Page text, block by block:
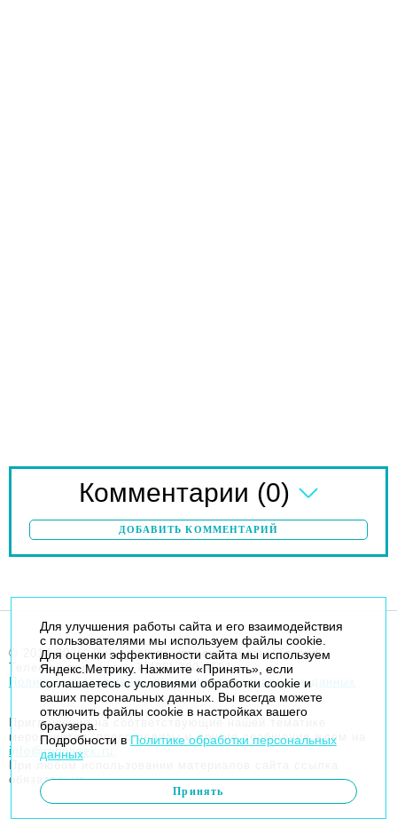
Комментарии (0)
ДОБАВИТЬ КОММЕНТАРИЙ
© 2014-2026. Robogeek.ru - проект группы “Текарт”.
Телефон редакции+7(495) 790-7591
Политика в отношении обработки персональных данных
Приглашения на соответствующие нашей тематике
мероприятия, пресс-релизы и другие сообщения ждем на
info@robogeek.ru
При любом использовании материалов сайта ссылка
обязательна.
Для улучшения работы сайта и его взаимодействия
с пользователями мы используем файлы cookie.
Для оценки эффективности сайта мы используем
Яндекс.Метрику. Нажмите «Принять», если
соглашаетесь с условиями обработки cookie и
ваших персональных данных. Вы всегда можете
отключить файлы cookie в настройках вашего
браузера.
Подробности в Политике обработки персональных
данных
Принять